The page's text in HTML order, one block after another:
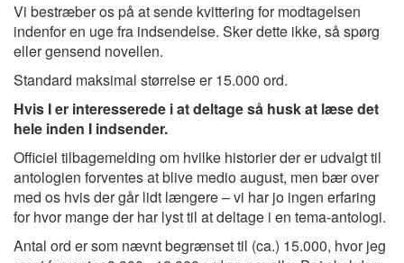
Vi bestræber os på at sende kvittering for modtagelsen
indenfor en uge fra indsendelse. Sker dette ikke, så spørg
eller gensend novellen.
Standard maksimal størrelse er 15.000 ord.
Hvis I er interesserede i at deltage så husk at læse det
hele inden I indsender.
Officiel tilbagemelding om hvilke historier der er udvalgt til
antologien forventes at blive medio august, men bær over
med os hvis der går lidt længere – vi har jo ingen erfaring
for hvor mange der har lyst til at deltage i en tema-antologi.
Antal ord er som nævnt begrænset til (ca.) 15.000, hvor jeg